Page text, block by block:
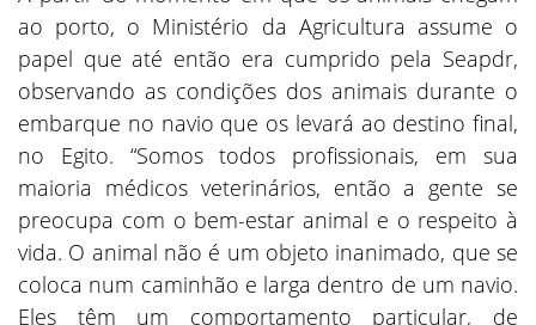
ao porto, o Ministério da Agricultura assume o
papel que até então era cumprido pela Seapdr,
observando as condições dos animais durante o
embarque no navio que os levará ao destino final,
no Egito. “Somos todos profissionais, em sua
maioria médicos veterinários, então a gente se
preocupa com o bem-estar animal e o respeito à
vida. O animal não é um objeto inanimado, que se
coloca num caminhão e larga dentro de um navio.
Eles têm um comportamento particular, de